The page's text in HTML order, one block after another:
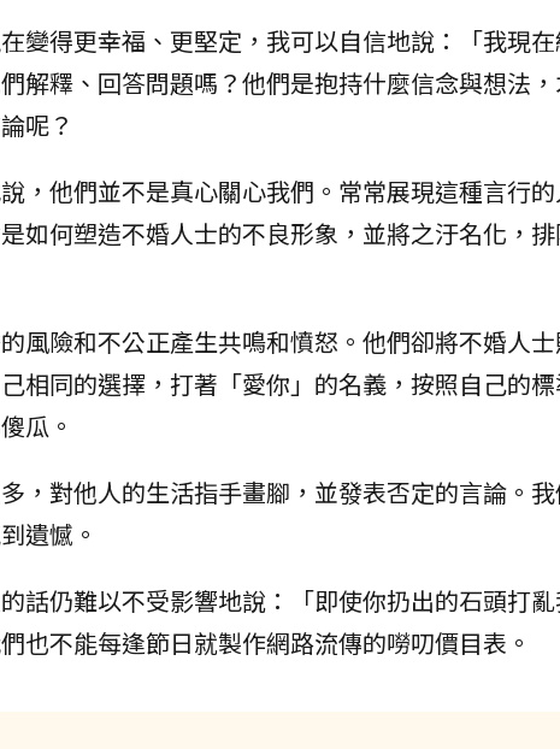
變得更幸福、更堅定，我可以自信地說：「我現
解釋、回答問題嗎？他們是抱持什麼信念與想法
呢？
，他們並不是真心關心我們。常常展現這種言行
如何塑造不婚人士的不良形象，並將之汙名化，
風險和不公正產生共鳴和憤怒。他們卻將不婚人
相同的選擇，打著「愛你」的名義，按照自己的
瓜。
，對他人的生活指手畫腳，並發表否定的言論。
遺憾。
話仍難以不受影響地說：「即使你扔出的石頭打
也不能每逢節日就製作網路流傳的嘮叨價目表。